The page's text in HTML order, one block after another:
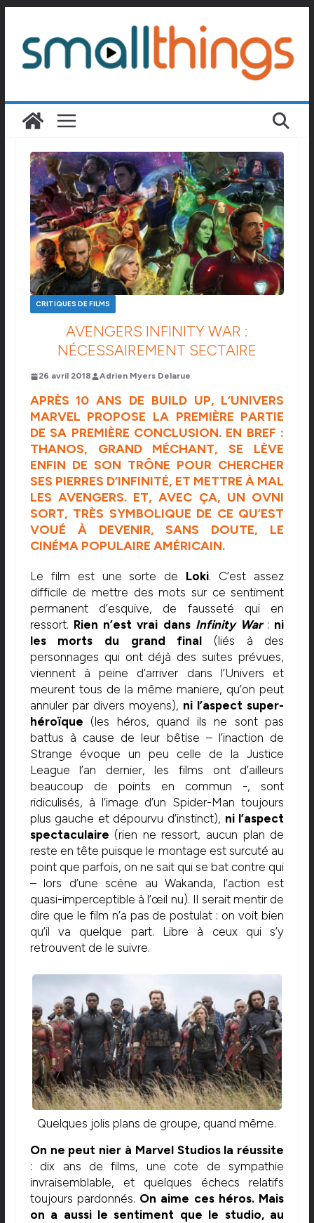
contenu
CRITIQUES DE FILMS
AVENGERS INFINITY WAR :
NÉCESSAIREMENT SECTAIRE
26 avril 2018 Adrien Myers Delarue
APRÈS 10 ANS DE BUILD UP, L’UNIVERS
MARVEL PROPOSE LA PREMIÈRE PARTIE
DE SA PREMIÈRE CONCLUSION. EN BREF :
THANOS, GRAND MÉCHANT, SE LÈVE
ENFIN DE SON TRÔNE POUR CHERCHER
SES PIERRES D’INFINITÉ, ET METTRE À MAL
LES AVENGERS. ET, AVEC ÇA, UN OVNI
SORT, TRÈS SYMBOLIQUE DE CE QU’EST
VOUÉ À DEVENIR, SANS DOUTE, LE
CINÉMA POPULAIRE AMÉRICAIN.
Le film est une sorte de Loki. C’est assez
difficile de mettre des mots sur ce sentiment
permanent d’esquive, de fausseté qui en
ressort. Rien n’est vrai dans Infinity War : ni
les morts du grand final (liés à des
personnages qui ont déjà des suites prévues,
viennent à peine d’arriver dans l’Univers et
meurent tous de la même maniere, qu’on peut
annuler par divers moyens), ni l’aspect super-
héroïque (les héros, quand ils ne sont pas
battus à cause de leur bêtise – l’inaction de
Strange évoque un peu celle de la Justice
League l’an dernier, les films ont d’ailleurs
beaucoup de points en commun -, sont
ridiculisés, à l’image d’un Spider-Man toujours
plus gauche et dépourvu d’instinct), ni l’aspect
spectaculaire (rien ne ressort, aucun plan de
reste en tête puisque le montage est surcuté au
point que parfois, on ne sait qui se bat contre qui
– lors d’une scène au Wakanda, l’action est
quasi-imperceptible à l’œil nu). Il serait mentir de
dire que le film n’a pas de postulat : on voit bien
qu’il va quelque part. Libre à ceux qui s’y
retrouvent de le suivre.
Quelques jolis plans de groupe, quand même.
On ne peut nier à Marvel Studios la réussite
: dix ans de films, une cote de sympathie
invraisemblable, et quelques échecs relatifs
toujours pardonnés. On aime ces héros. Mais
on a aussi le sentiment que le studio, au